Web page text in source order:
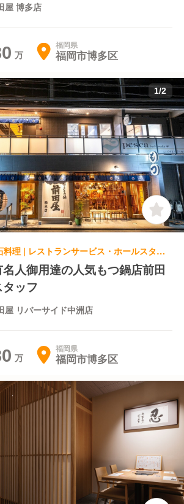
屋 博多店
福岡県
福岡市博多区
1/2
和食, 日本料理・懐石料理 | レストランサービス・ホールスタッフ | 博多もつ鍋前田屋 リバーサイド中洲店
名人御用達の人気もつ鍋店前田
ッフ
屋 リバーサイド中洲店
福岡県
福岡市博多区